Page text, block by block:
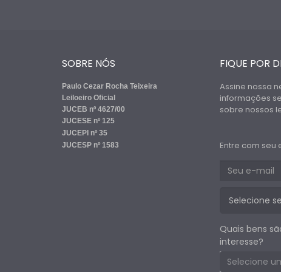
SOBRE NÓS
Paulo Cezar Rocha Teixeira
Leiloeiro Oficial
JUCEB nº 4627/00
JUCESE nº 125
JUCEPI nº 35
JUCESP nº 1583
FIQUE POR
Assine nossa
informações
sobre nossos
Entre com seu
Quais bens
interesse?